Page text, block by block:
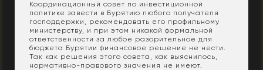
Координационный совет по инвестиционной
политике завести в Бурятию любого получателя
господдержки, рекомендовать его профильному
министерству, и при этом никакой формальной
ответственности за любое разорительное для
бюджета Бурятии финансовое решение не нести.
Так как решения этого совета, как выяснилось,
нормативно-правового значения не имеют.